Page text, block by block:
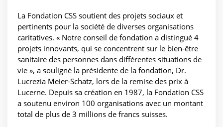
La Fondation CSS soutient des projets sociaux et
pertinents pour la société de diverses organisations
caritatives. « Notre conseil de fondation a distingué 4
projets innovants, qui se concentrent sur le bien-être
sanitaire des personnes dans différentes situations de
vie », a souligné la présidente de la fondation, Dr.
Lucrezia Meier-Schatz, lors de la remise des prix à
Lucerne. Depuis sa création en 1987, la Fondation CSS
a soutenu environ 100 organisations avec un montant
total de plus de 3 millions de francs suisses.